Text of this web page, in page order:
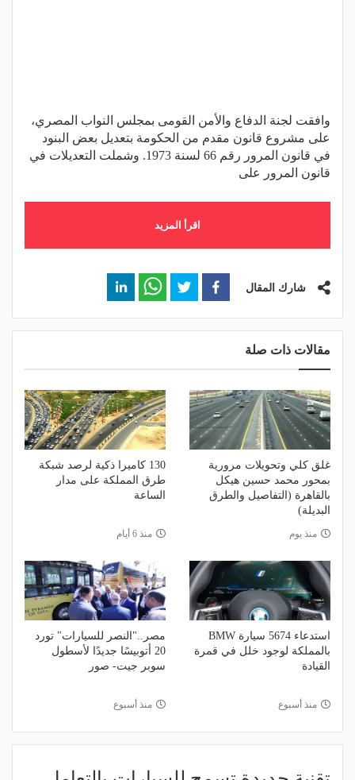
وافقت لجنة الدفاع والأمن القومى بمجلس النواب المصري،
على مشروع قانون مقدم من الحكومة بتعديل بعض البنود
في قانون المرور رقم 66 لسنة 1973. وشملت التعديلات في
قانون المرور على
اقرأ المزيد
شارك المقال
مقالات ذات صلة
غلق كلي وتحويلات مرورية
بمحور محمد حسين هيكل
بالقاهرة (التفاصيل والطرق
البديلة)
منذ يوم
130 كاميرا ذكية لرصد شبكة
طرق المملكة على مدار
الساعة
منذ 6 أيام
استدعاء 5674 سيارة BMW
بالمملكة لوجود خلل في قمرة
القيادة
منذ أسبوع
مصر.."النصر للسيارات" تورد
20 أتوبيسًا جديدًا لأسطول
سوبر جيت- صور
منذ أسبوع